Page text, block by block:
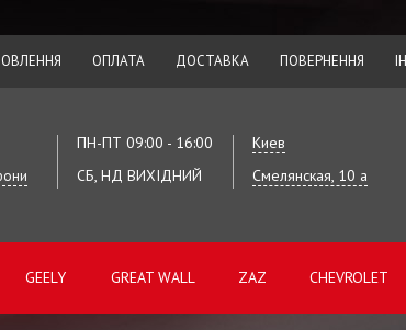
ОПЛАТА ДОСТАВКА ПОВЕРНЕННЯ
ПН-ПТ 09:00 - 16:00
СБ, НД ВИХІДНИЙ
Киев
Смелянская, 10 а
GEELY GREAT WALL ZAZ CHEVROLET